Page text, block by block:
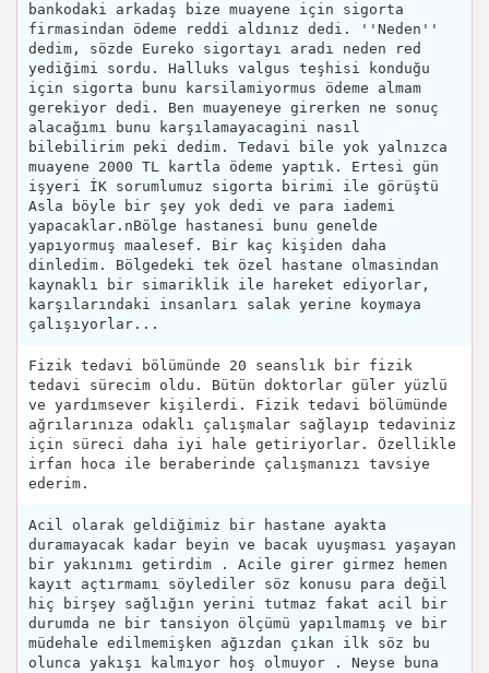
bankodaki arkadaş bize muayene için sigorta
firmasindan ödeme reddi aldınız dedi. ''Neden''
dedim, sözde Eureko sigortayı aradı neden red
yediğimi sordu. Halluks valgus teşhisi konduğu
için sigorta bunu karsilamiyormus ödeme almam
gerekiyor dedi. Ben muayeneye girerken ne sonuç
alacağımı bunu karşılamayacagini nasıl
bilebilirim peki dedim. Tedavi bile yok yalnızca
muayene 2000 TL kartla ödeme yaptık. Ertesi gün
işyeri İK sorumlumuz sigorta birimi ile görüştü
Asla böyle bir şey yok dedi ve para iademi
yapacaklar.nBölge hastanesi bunu genelde
yapıyormuş maalesef. Bir kaç kişiden daha
dinledim. Bölgedeki tek özel hastane olmasindan
kaynaklı bir simariklik ile hareket ediyorlar,
karşılarındaki insanları salak yerine koymaya
çalışıyorlar...
Fizik tedavi bölümünde 20 seanslık bir fizik
tedavi sürecim oldu. Bütün doktorlar güler yüzlü
ve yardımsever kişilerdi. Fizik tedavi bölümünde
ağrılarınıza odaklı çalışmalar sağlayıp tedaviniz
için süreci daha iyi hale getiriyorlar. Özellikle
irfan hoca ile beraberinde çalışmanızı tavsiye
ederim.
Acil olarak geldiğimiz bir hastane ayakta
duramayacak kadar beyin ve bacak uyuşması yaşayan
bir yakınımı getirdim . Acile girer girmez hemen
kayıt açtırmamı söylediler söz konusu para değil
hiç birşey sağlığın yerini tutmaz fakat acil bir
durumda ne bir tansiyon ölçümü yapılmamış ve bir
müdehale edilmemişken ağızdan çıkan ilk söz bu
olunca yakışı kalmıyor hoş olmuyor . Neyse buna